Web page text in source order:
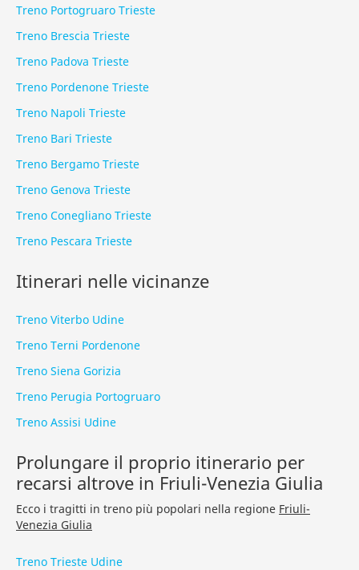
Treno Portogruaro Trieste
Treno Brescia Trieste
Treno Padova Trieste
Treno Pordenone Trieste
Treno Napoli Trieste
Treno Bari Trieste
Treno Bergamo Trieste
Treno Genova Trieste
Treno Conegliano Trieste
Treno Pescara Trieste
Itinerari nelle vicinanze
Treno Viterbo Udine
Treno Terni Pordenone
Treno Siena Gorizia
Treno Perugia Portogruaro
Treno Assisi Udine
Prolungare il proprio itinerario per
recarsi altrove in Friuli-Venezia Giulia
Ecco i tragitti in treno più popolari nella regione Friuli-
Venezia Giulia
Treno Trieste Udine